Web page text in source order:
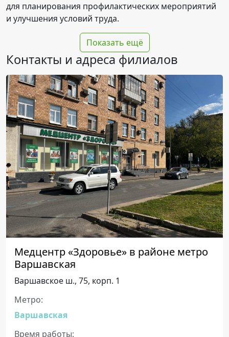
для планирования профилактических мероприятий
и улучшения условий труда.
Показать ещё
Контакты и адреса филиалов
Медцентр «Здоровье» в районе метро
Варшавская
Варшавское ш., 75, корп. 1
Метро:
Варшавская
Время работы: